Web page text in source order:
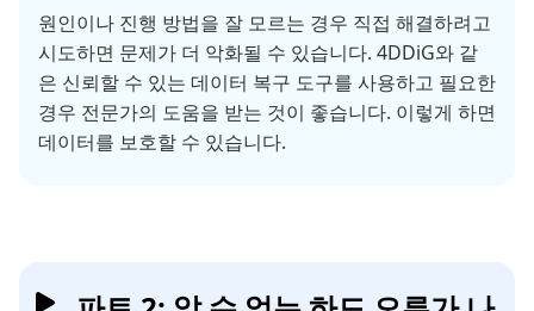
원인이나 진행 방법을 잘 모르는 경우 직접 해결하려고
시도하면 문제가 더 악화될 수 있습니다. 4DDiG와 같
은 신뢰할 수 있는 데이터 복구 도구를 사용하고 필요한
경우 전문가의 도움을 받는 것이 좋습니다. 이렇게 하면
데이터를 보호할 수 있습니다.